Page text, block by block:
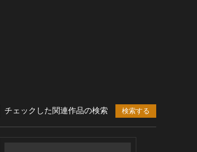
チェックした関連作品の検索 検索する